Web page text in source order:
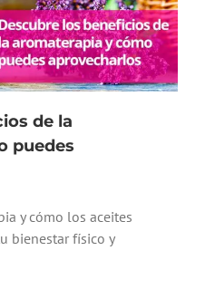
de la
puedes
y cómo los aceites
bienestar físico y